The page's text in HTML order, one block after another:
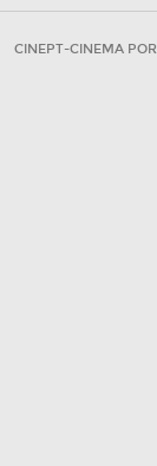
CINEPT-CINEMA